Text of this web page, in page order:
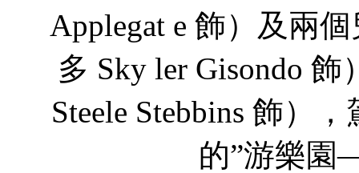
Applegat e 飾）及兩
多 Sky ler Gisondo
Steele Stebbins 飾）
的”游樂